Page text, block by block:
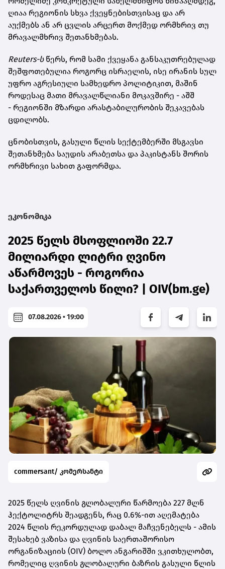
ღიაა რეგიონის სხვა ქვეყნებისთვისაც და არ
აუქმებს ან არ ცვლის არცერთ მოქმედ ორმხრივ თუ
მრავალმხრივ შეთანხმებას.
Reuters-სწერს, რომ სამი ქვეყანა განსაკუთრებულად
შეშფოთებულია როგორც ისრაელის, ისე ირანის სულ
უფრო აგრესიული სამხედრო პოლიტიკით, მაშინ
როდესაც მათი მრავალწლიანი მოკავშირე - აშშ
- რეგიონში მზარდი არასტაბილურობის შეკავებას
ცდილობს.
ცნობისთვის, გასული წლის სექტემბერში მსგავსი
შეთანხმება საუდის არაბეთსა და პაკისტანს შორის
ორმხრივი სახით გაფორმდა.
ეკონომიკა
2025 წელს მსოფლიოში 22.7
მილიარდი ლიტრი ღვინო
აწარმოვეს - როგორია
საქართველოს წილი? | OIV(bm.ge)
07.08.2026 • 19:00
commersant/ კომერსანტი
2025 წელს ღვინის გლობალური წარმოება 227 მლნ
ჰექტოლიტრს შეადგენს, რაც 0.6%-ით აღემატება
2024 წლის რეკორდულად დაბალ მაჩვენებელს - ამის
შესახებ ვაზისა და ღვინის საერთაშორისო
ორგანიზაციის (OIV) ბოლო ანგარიშში ვკითხულობთ,
რომელიც ღვინის გლობალური ბაზრის გასული წლის